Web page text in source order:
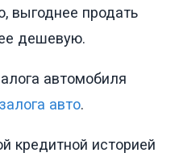
выгоднее продать
дешевую.
автомобиля
авто.
кредитной историей